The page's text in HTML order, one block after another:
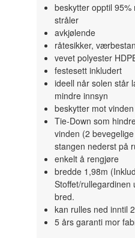
beskytter opptil 95%
stråler
avkjølende
råtesikker,
vevet polyester
festesett inkludert
ideell når solen står
mindre innsyn
beskytter mot vinden
Tie-Down som
vinden (2
stangen nederst på
enkelt å rengjøre
bredde 1,98m
Stoffet/rullegardinen
bred.
kan rulles ned inntil
5 års garanti mor